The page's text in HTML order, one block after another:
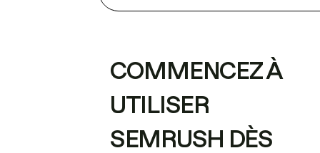
COMMENCEZ À
UTILISER
SEMRUSH DÈS